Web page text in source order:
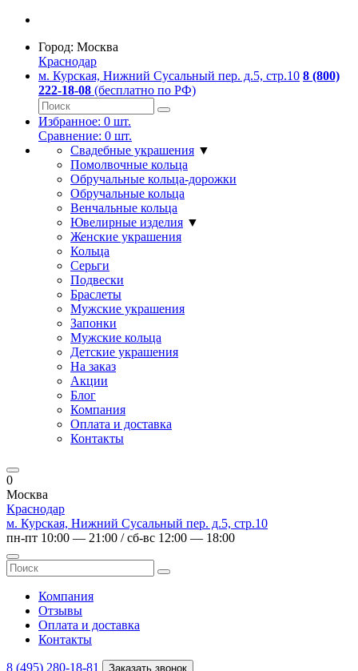
Город: Москва
Краснодар
м. Курская, Нижний Сусальный пер. д.5, стр.10 8 (800)
222-18-08 (бесплатно по РФ)
Избранное: 0 шт.
Сравнение: 0 шт.
Свадебные украшения ▼
Помолвочные кольца
Обручальные кольца-дорожки
Обручальные кольца
Венчальные кольца
Ювелирные изделия ▼
Женские украшения
Кольца
Серьги
Подвески
Браслеты
Мужские украшения
Запонки
Мужские кольца
Детские украшения
На заказ
Акции
Блог
Компания
Оплата и доставка
Контакты
0
Москва
Краснодар
м. Курская, Нижний Сусальный пер. д.5, стр.10
пн-пт 10:00 — 21:00 / сб-вс 12:00 — 18:00
Компания
Отзывы
Оплата и доставка
Контакты
8 (495) 280-18-81 Заказать звонок